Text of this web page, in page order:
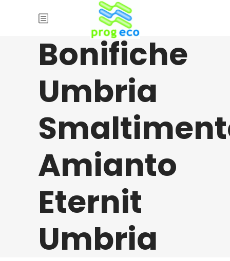
Bonifiche
Umbria
Amianto
Eternit
Umbria